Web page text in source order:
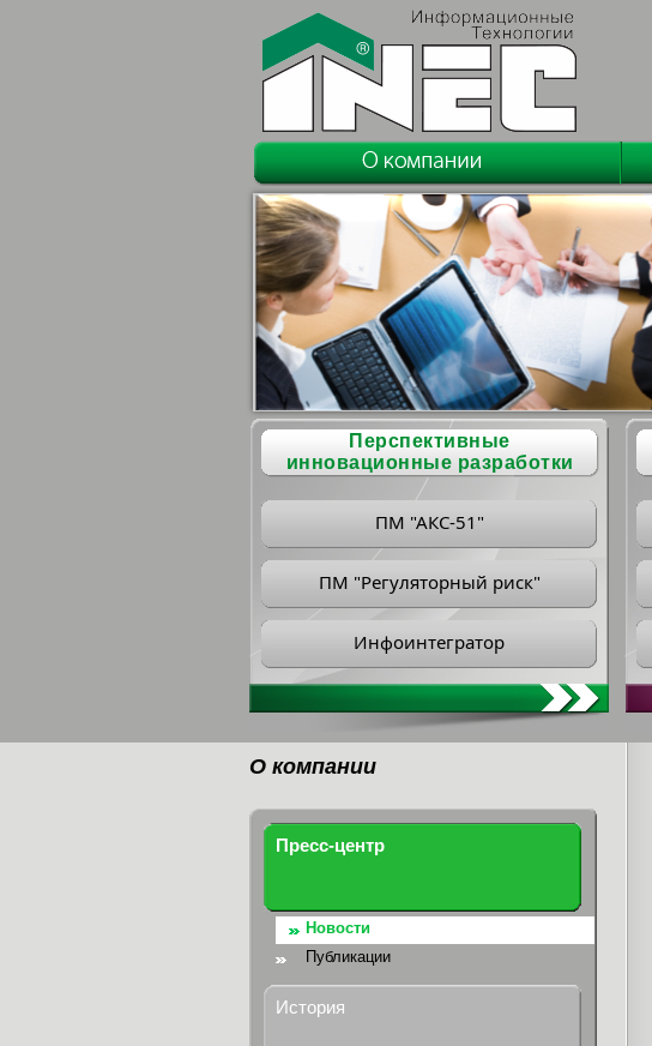
Перспективные
инновационные разработки
ПМ "АКС-51"
ПМ "Регуляторный риск"
Инфоинтегратор
О компании
Пресс-центр
Новости
Публикации
История